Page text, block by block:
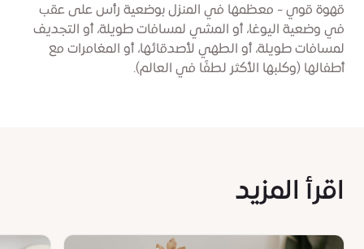
قهوة قوي - معظمها في المنزل بوضعية رأس على عقب
في وضعية اليوغا، أو المشي لمسافات طويلة، أو التجديف
لمسافات طويلة، أو الطهي لأصدقائها، أو المغامرات مع
أطفالها (وكلبها الأكثر لطفًا في العالم).
اقرأ المزيد